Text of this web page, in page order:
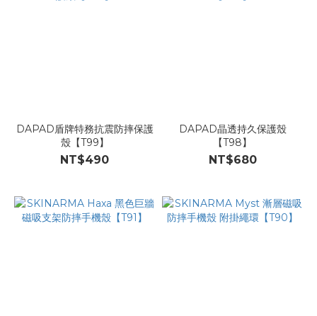
DAPAD盾牌特務抗震防摔保護
殼【T99】
NT$490
DAPAD晶透持久保護殼
【T98】
NT$680